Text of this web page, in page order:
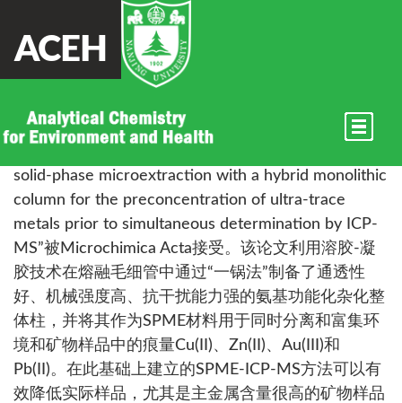
ACEH
祝贺费佳俊的论文被
Microchimica Acta接受
solid-phase microextraction with a hybrid monolithic
column for the preconcentration of ultra-trace
metals prior to simultaneous determination by ICP-
MS”被Microchimica Acta接受。该论文利用溶胶-凝
胶技术在熔融毛细管中通过“一锅法”制备了通透性
好、机械强度高、抗干扰能力强的氨基功能化杂化整
体柱，并将其作为SPME材料用于同时分离和富集环
境和矿物样品中的痕量Cu(II)、Zn(II)、Au(III)和
Pb(II)。在此基础上建立的SPME-ICP-MS方法可以有
效降低实际样品，尤其是主金属含量很高的矿物样品